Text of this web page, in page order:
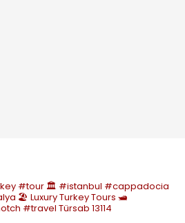
#tour 🏛️ #istanbul #cappadocia
🏖️ Luxury Turkey Tours 🛥️
#travel Türsab 13114